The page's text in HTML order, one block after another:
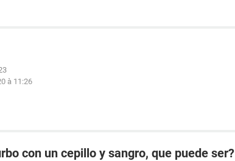
à 11:26
con un cepillo y sangro, que puede ser?